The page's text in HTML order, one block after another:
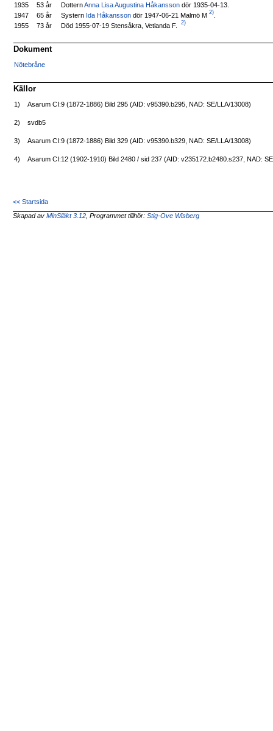
1935
53 år DotternAnna Lisa Augustina Håkansson dör 1935-04-13.
1947
65 år Systern Ida Håkansson dör 1947-06-21 Malmö M 2)
1955
73 år Död 1955-07-19 Stensåkra, Vetlanda F. 2)
Dokument
Nötebråne
Källor
1) Asarum CI:9 (1872-1886) Bild 295 (AID: v95390.b295, NAD: SE/LLA/13008)
2) svdb5
3) Asarum CI:9 (1872-1886) Bild 329 (AID: v95390.b329, NAD: SE/LLA/13008)
4) Asarum CI:12 (1902-1910) Bild 2480 / sid 237 (AID: v235172.b2480.s237, NAD:
<< Startsida
Skapad avMinSläkt 3.12 , Programmet tillhör:Stig-Ove Wisberg